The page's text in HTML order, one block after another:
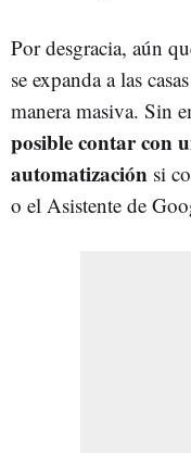
Por desgracia, aún
se expanda a las
manera masiva. Sin
posible contar con
automatización si
o el Asistente de